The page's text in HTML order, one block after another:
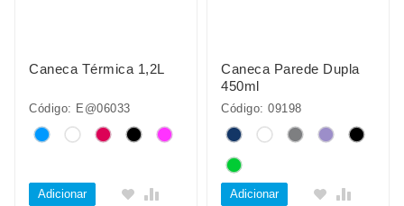
Caneca Térmica 1,2L
Código: E@06033
Adicionar
Caneca Parede Dupla
450ml
Código: 09198
Adicionar